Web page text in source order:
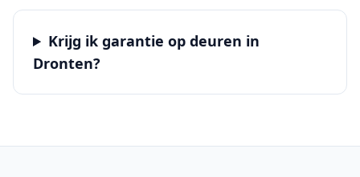
Krijg ik garantie op deuren in
Dronten?